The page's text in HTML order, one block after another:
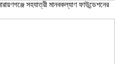
সহযাত্রী মানবকল্যাণ ফাউন্ডেশনের